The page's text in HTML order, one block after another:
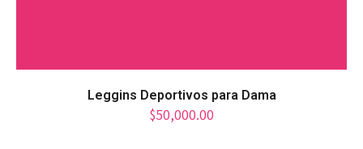
Leggins Deportivos para Dama
$50,000.00